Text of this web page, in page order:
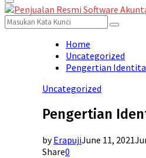
for:
Primary
Menu
Search
for:
Search
Home
Uncategorized
Pengertian
Uncategorized
Pengertian
byErapujiJune 11, 2021
Share0